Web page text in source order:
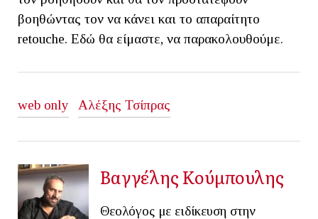
βοηθώντας τον να κάνει και το απαραίτητο
retouche. Εδώ θα είμαστε, να παρακολουθούμε.
web only Αλέξης Τσίπρας
Βαγγέλης Κούμπουλης
Θεολόγος με ειδίκευση στην